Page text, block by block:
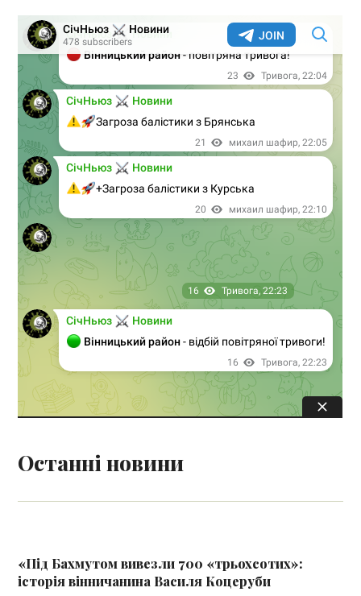
Останні новини
«Під Бахмутом вивезли 700 «трьохсотих»:
історія вінничанина Василя Коцеруби